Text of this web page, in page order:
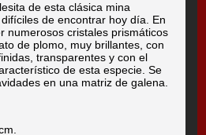
de esta clásica mina
de encontrar hoy día. En
numerosos cristales prismáticos
de plomo, muy brillantes, con
transparentes y con el
de esta especie. Se
en una matriz de galena.